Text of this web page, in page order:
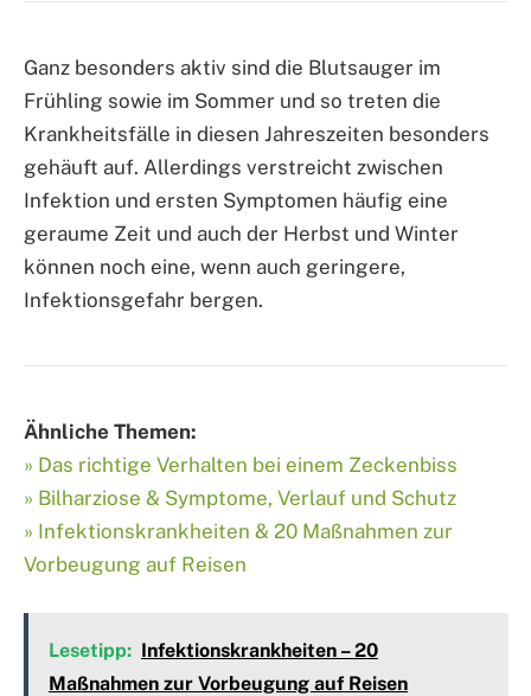
Ganz besonders aktiv sind die Blutsauger im
Frühling sowie im Sommer und so treten die
Krankheitsfälle in diesen Jahreszeiten besonders
gehäuft auf. Allerdings verstreicht zwischen
Infektion und ersten Symptomen häufig eine
geraume Zeit und auch der Herbst und Winter
können noch eine, wenn auch geringere,
Infektionsgefahr bergen.
Ähnliche Themen:
» Das richtige Verhalten bei einem Zeckenbiss
» Bilharziose & Symptome, Verlauf und Schutz
» Infektionskrankheiten & 20 Maßnahmen zur
Vorbeugung auf Reisen
Lesetipp: Infektionskrankheiten – 20
Maßnahmen zur Vorbeugung auf Reisen